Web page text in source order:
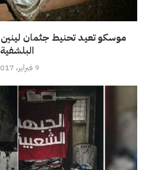
البلشفية
9 فبراير، 2017